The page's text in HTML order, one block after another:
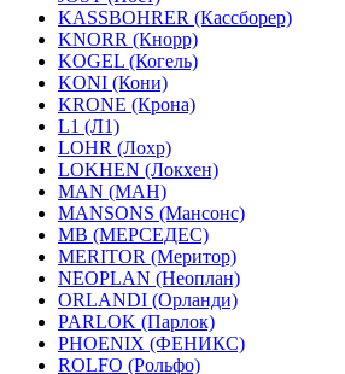
KASSBOHRER (Касcборер)
KNORR (Кнорр)
KOGEL (Когель)
KONI (Кони)
KRONE (Крона)
L1 (Л1)
LOHR (Лохр)
LOKHEN (Локхен)
MAN (МАН)
MANSONS (Мансонс)
MB (МЕРСЕДЕС)
MERITOR (Меритор)
NEOPLAN (Неоплан)
ORLANDI (Орланди)
PARLOK (Парлок)
PHOENIX (ФЕНИКС)
ROLFO (Рольфо)